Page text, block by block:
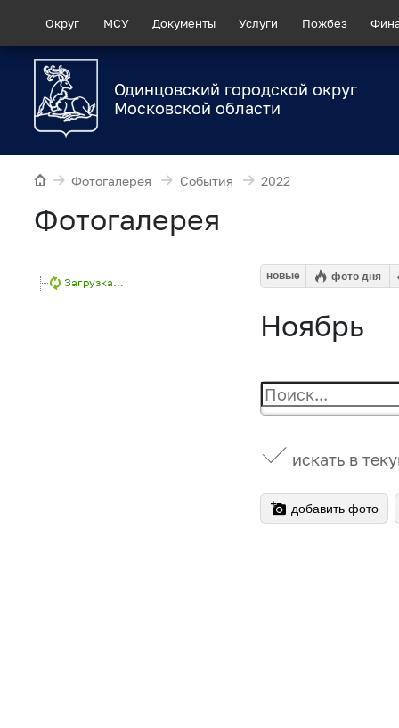
Округ МСУ Документы Услуги Пожбез
Одинцовский городской округ
Московской области
Фотогалерея События 2022
Фотогалерея
Загрузка...
новые фото дня
Ноябрь
искать в
добавить фото